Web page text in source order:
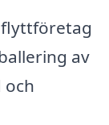
flyttföretag
av
och